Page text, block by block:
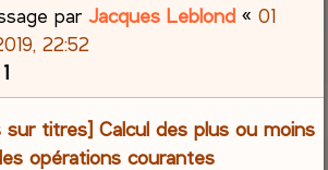
parJacques Leblond «01
22:52
1
sur titres] Calcul des plus ou moins
opérations courantes